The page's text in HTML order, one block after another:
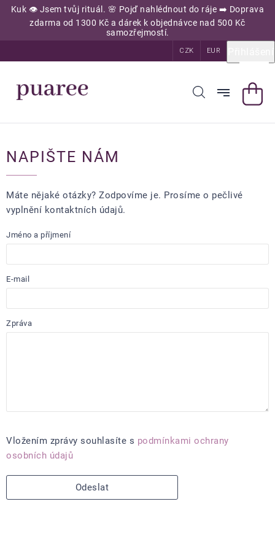
PřejítKuk 👁️ Jsem tvůj rituál. 🌸 Pojď nahlédnout do ráje ➡️ Doprava
zdarma od 1300 Kč a dárek k objednávce nad 500 Kč
samozřejmostí.
CZK EUR
NAPIŠTE NÁM
Máte nějaké otázky? Zodpovíme je. Prosíme o pečlivé
vyplnění kontaktních údajů.
Jméno a příjmení
E-mail
Zpráva
Vložením zprávy souhlasíte s podmínkami ochrany
osobních údajů
Odeslat